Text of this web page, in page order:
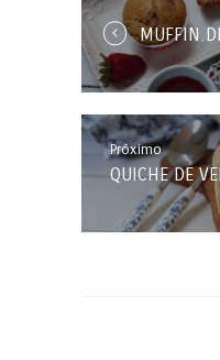
MUFFIN
PróximoPróxima
Entrada:
QUICHE DE